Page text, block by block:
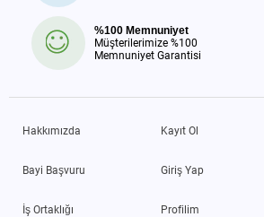
%100 Memnuniyet
Müşterilerimize %100
Memnuniyet Garantisi
Hakkımızda
Bayi Başvuru
İş Ortaklığı
Kayıt Ol
Giriş Yap
Profilim